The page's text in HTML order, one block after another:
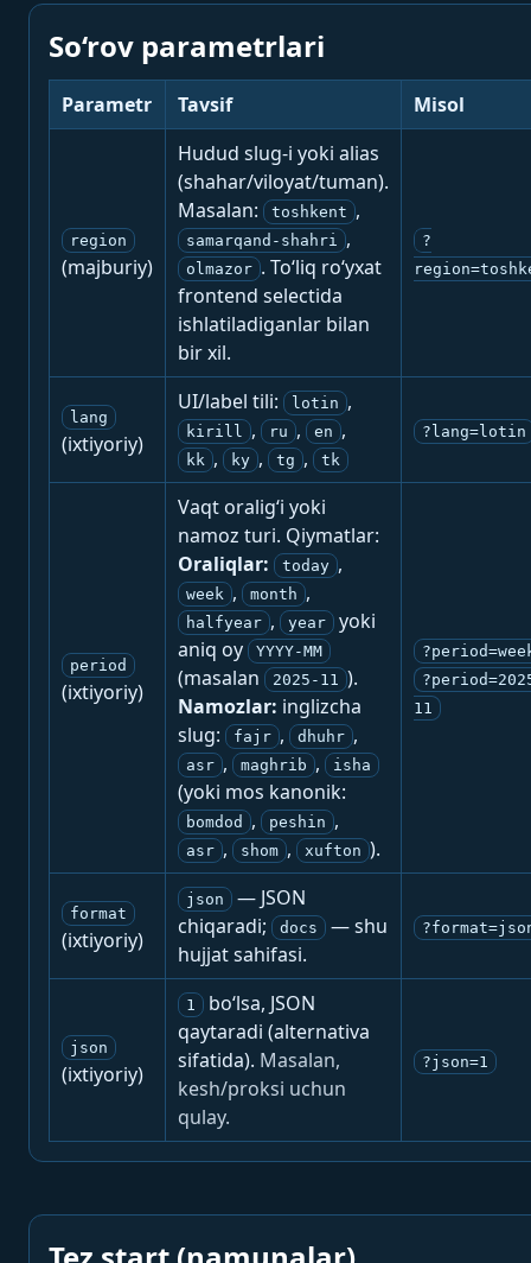
So‘rov parametrlari
Parametr Tavsif Misol
region
(majburiy)
Hudud slug-i yoki alias
(shahar/viloyat/tuman).
Masalan:
toshkent ,
samarqand-shahri ,
olmazor . To‘liq ro‘yxat
frontend selectida
ishlatiladiganlar bilan
bir xil.
?
lang
(ixtiyoriy)
UI/label tili: lotin ,
kirill , ru , en ,
kk , ky , tg , tk
?lang=lotin
period
(ixtiyoriy)
Vaqt oralig‘i yoki
namoz turi. Qiymatlar:
Oraliqlar:
today ,
week , month ,
halfyear , year
yoki
aniq oy
YYYY-MM
(masalan 2025-11 ).
Namozlar: inglizcha
slug:
fajr , dhuhr ,
asr , maghrib , isha
(yoki mos kanonik:
bomdod , peshin ,
asr , shom , xufton ).
11
format
(ixtiyoriy)
json
— JSON
chiqaradi;
docs
— shu
hujjat sahifasi.
json
(ixtiyoriy)
1
bo‘lsa, JSON
qaytaradi (alternativa
sifatida). Masalan,
kesh/proksi uchun
qulay.
?json=1